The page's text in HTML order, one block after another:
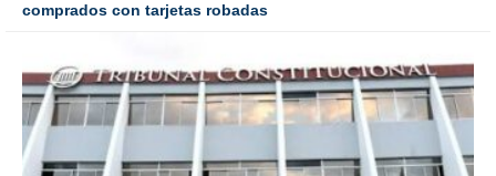
comprados con tarjetas robadas